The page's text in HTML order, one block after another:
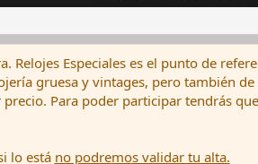
Relojes Especiales es el punto de
gruesa y vintages, pero también de
Para poder participar tendrás que
lo está no podremos validar tu alta.